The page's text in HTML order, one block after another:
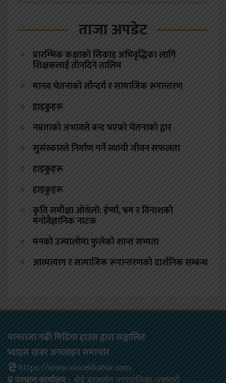
ताजा अपडेट
प्रारम्भिक कक्षाको सिकाइ अभिवृद्धिका लागि
शिक्षकलाई तीनदिने तालिम
मानव चेतनाको सौन्दर्य र सामाजिक रूपान्तरण
हाइकुहरू
नम्रताको अभावले बन्द भएको चेतनाको द्वार
सुसंस्कारले निर्माण गर्ने स्थायी जीवन सफलता
हाइकुहरू
हाइकुहरू
कृति समीक्षा ओथेलो: ईर्ष्या, भ्रम र विनाशको
मनोवैज्ञानिक नाटक
मनको उज्यालोमा फुलेको शान्त सभ्यता
आत्मत्याग र सामाजिक रूपान्तरणको दार्शनिक सम्बन्ध
मानराजा गढी मिडिया हाउस द्वारा सञ्चालित
भ्वाइस खबर अनलाइन समाचार
https://www.voicekhabar.com
प्रधान कार्यालय : बोदे बरसाईन नगरपालिका-७सप्तरी